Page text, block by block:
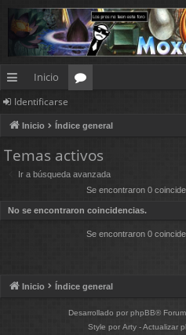
nl
ac
es
pi
Inicio
os
Identificarse
Inicio Índice general
Temas activos
Ir a búsqueda avanzada
Se encontraron 0
No se encontraron coincidencias.
Se encontraron 0
Inicio Índice general
Desarrollado por phpBB®
Style por Arty- Actualizar